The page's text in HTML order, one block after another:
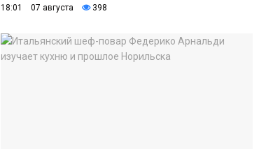
18:01 07 августа 398